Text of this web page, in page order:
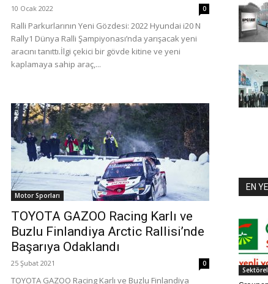
10 Ocak 2022 0
Ralli Parkurlarının Yeni Gözdesi: 2022 Hyundai i20 N
Rally1 Dünya Ralli Şampiyonası’nda yarışacak yeni
aracını tanıttı.İlgi çekici bir gövde kitine ve yeni
kaplamaya sahip araç,...
Motor Sporları
TOYOTA GAZOO Racing Karlı ve
Buzlu Finlandiya Arctic Rallisi’nde
Başarıya Odaklandı
25 Şubat 2021 0
TOYOTA GAZOO Racing Karlı ve Buzlu Finlandiya
EN
Sektörel